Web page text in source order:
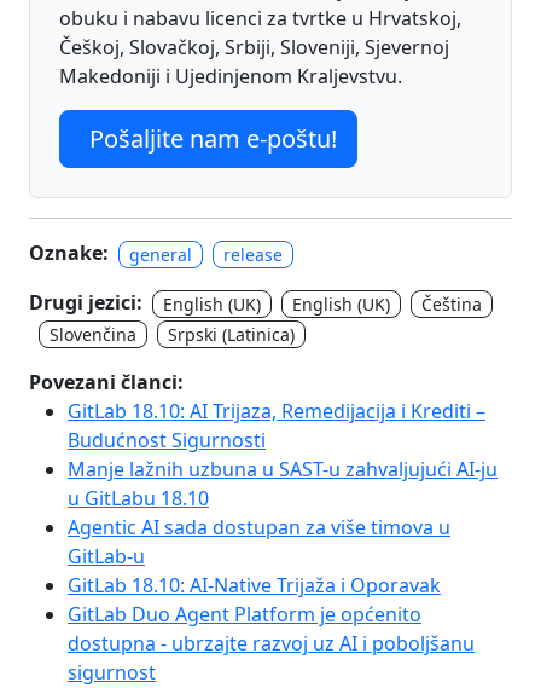
obuku i nabavu licenci za tvrtke u Hrvatskoj,
Češkoj, Slovačkoj, Srbiji, Sloveniji, Sjevernoj
Makedoniji i Ujedinjenom Kraljevstvu.
Pošaljite nam e-poštu!
Oznake: general release
Drugi jezici: English (UK) English (UK)
Čeština
Slovenčina
Srpski (Latinica)
Povezani članci:
GitLab 18.10: AI Trijaza, Remedijacija i Krediti –
Budućnost Sigurnosti
Manje lažnih uzbuna u SAST-u zahvaljujući AI-ju
u GitLabu 18.10
Agentic AI sada dostupan za više timova u
GitLab-u
GitLab 18.10: AI-Native Trijaža i Oporavak
GitLab Duo Agent Platform je općenito
dostupna - ubrzajte razvoj uz AI i poboljšanu
sigurnost